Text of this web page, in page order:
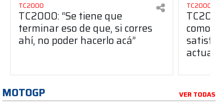
TC2000
TC2000: “Se tiene que
terminar eso de que, si corres
ahí, no poder hacerlo acá”
TC2000
como
MOTOGP VER TODAS